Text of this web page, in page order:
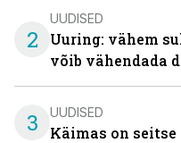
2
UUDISED
Uuring: vähem
võib vähendada
3 UUDISED
Käimas on